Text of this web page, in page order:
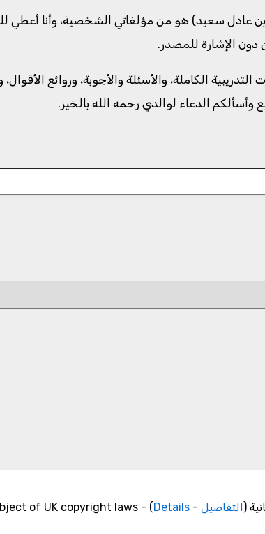
سعيد) هو من مؤلفاتي الشخصية، وأنا أعطي للكل
دون الإشارة للمصدر.
١٥٠٠ مادة منشورة من الدورات التدريبية الكاملة، والأسئلة
وأسألكم الدعاء لوالدي رحمه الله بالخير.
(التفاصيل -
Details
) - The encylopedia content is subject of UK copyright laws